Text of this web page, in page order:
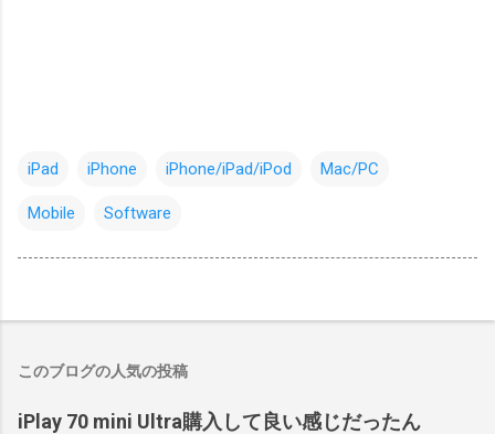
iPad iPhone iPhone/iPad/iPod Mac/PC
Mobile Software
このブログの人気の投稿
iPlay 70 mini Ultra購入して良い感じだったん